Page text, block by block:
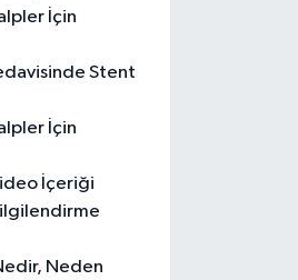
İçin
Stent
İçin
İçeriği
Neden